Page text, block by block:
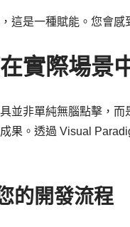
這是一種賦能。您會感
實際場景
並非單純無腦點擊，
果。透過 Visual
的開發流程